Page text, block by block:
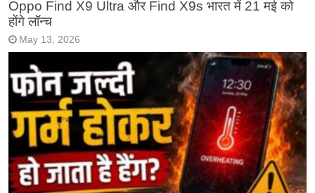
Oppo Find X9 Ultra और Find X9s भारत में 21 मई को
होंगे लॉन्च
May 13, 2026